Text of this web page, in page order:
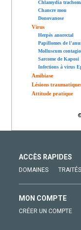
Chlamydia
Chancre mou
Donovanose
Virus
Herpès anorectal
Papillomes de
Molluscum
Sarcome de Kaposi
Infections à virus
Amibiase
Lésions
Attitude pratique
ACCÈS RAPIDES
DOMAINES
MON COMPTE
CRÉER UN COMPTE